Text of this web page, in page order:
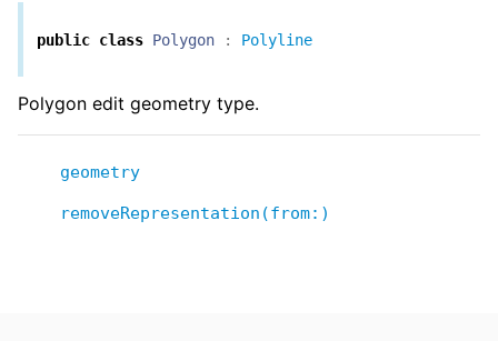
public class Polygon : Polyline
Polygon edit geometry type.
geometry
removeRepresentation(from:)